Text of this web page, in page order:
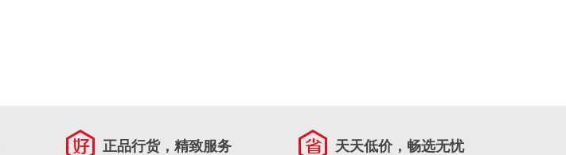
正品行货，精致服务 天天低价，畅选无忧